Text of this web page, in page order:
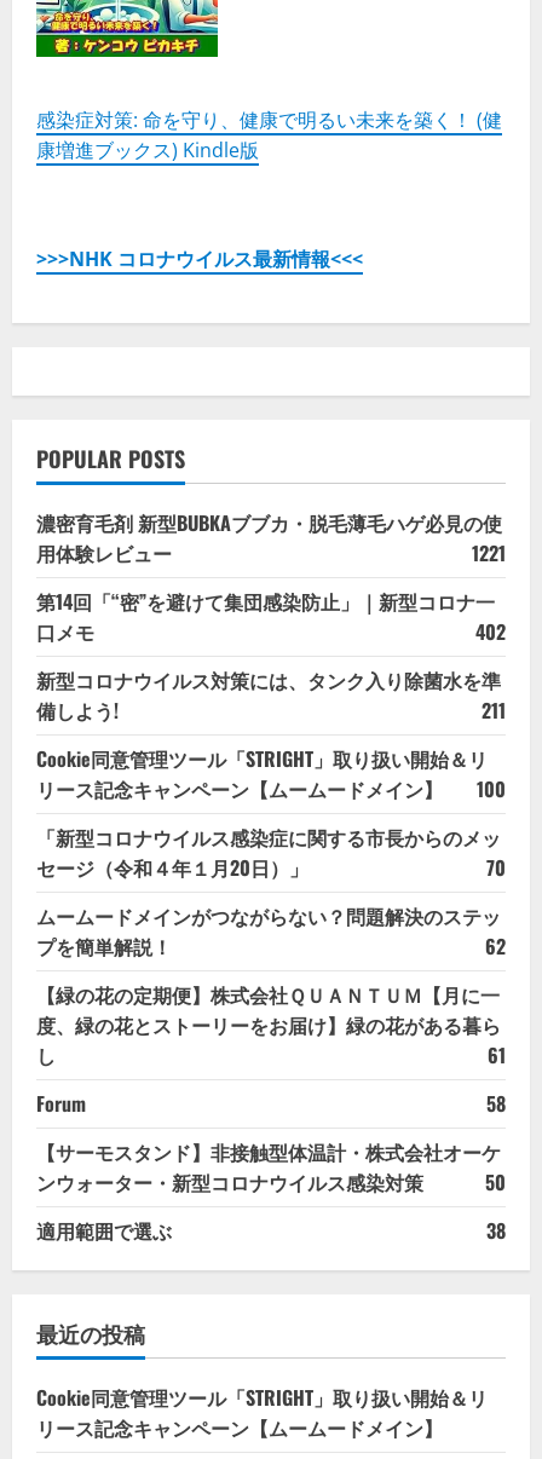
感染症対策: 命を守り、健康で明るい未来を築く！ (健
康増進ブックス) Kindle版
>>>NHK コロナウイルス最新情報<<<
POPULAR POSTS
濃密育毛剤 新型BUBKAブブカ・脱毛薄毛ハゲ必見の使
用体験レビュー
1221
第14回「“密”を避けて集団感染防止」｜新型コロナ一
口メモ
402
新型コロナウイルス対策には、タンク入り除菌水を準
備しよう!
211
Cookie同意管理ツール「STRIGHT」取り扱い開始＆リ
リース記念キャンペーン【ムームードメイン】
100
「新型コロナウイルス感染症に関する市長からのメッ
セージ（令和４年１月20日）」
70
ムームードメインがつながらない？問題解決のステッ
プを簡単解説！
62
【緑の花の定期便】株式会社ＱＵＡＮＴＵＭ【月に一
度、緑の花とストーリーをお届け】緑の花がある暮ら
し
61
Forum
58
【サーモスタンド】非接触型体温計・株式会社オーケ
ンウォーター・新型コロナウイルス感染対策
50
適用範囲で選ぶ
38
最近の投稿
Cookie同意管理ツール「STRIGHT」取り扱い開始＆リ
リース記念キャンペーン【ムームードメイン】